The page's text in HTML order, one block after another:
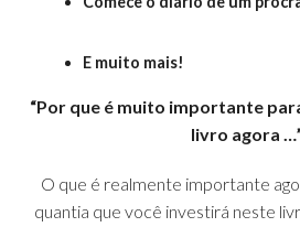
E muito mais!
“Por que é muito importante
livro agora
O que é realmente importante
quantia que você investirá neste